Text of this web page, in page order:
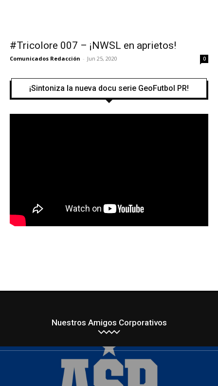
#Tricolore 007 – ¡NWSL en aprietos!
Comunicados Redacción - Jun 25, 2020 0
¡Sintoniza la nueva docu serie GeoFutbol PR!
Nuestros Amigos Corporativos